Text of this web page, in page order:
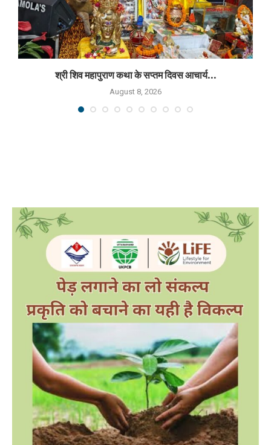
श्री शिव महापुराण कथा के सप्तम दिवस आचार्य...
August 8, 2026